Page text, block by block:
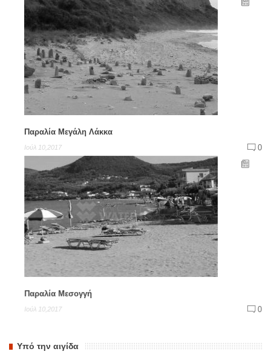
Παραλία Μεγάλη Λάκκα
Ιούλ 10,2017 0
Παραλία Μεσογγή
Ιούλ 10,2017 0
Υπό την αιγίδα